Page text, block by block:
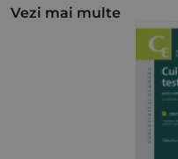
Vezi mai multe